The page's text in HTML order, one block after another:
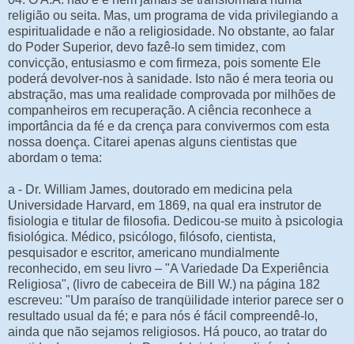
religião ou seita. Mas, um programa de vida privilegiando a
espiritualidade e não a religiosidade. No obstante, ao falar
do Poder Superior, devo fazê-lo sem timidez, com
convicção, entusiasmo e com firmeza, pois somente Ele
poderá devolver-nos à sanidade. Isto não é mera teoria ou
abstração, mas uma realidade comprovada por milhões de
companheiros em recuperação. A ciência reconhece a
importância da fé e da crença para convivermos com esta
nossa doença. Citarei apenas alguns cientistas que
abordam o tema:
a - Dr. William James, doutorado em medicina pela
Universidade Harvard, em 1869, na qual era instrutor de
fisiologia e titular de filosofia. Dedicou-se muito à psicologia
fisiológica. Médico, psicólogo, filósofo, cientista,
pesquisador e escritor, americano mundialmente
reconhecido, em seu livro – "A Variedade Da Experiência
Religiosa", (livro de cabeceira de Bill W.) na página 182
escreveu: "Um paraíso de tranqüilidade interior parece ser o
resultado usual da fé; e para nós é fácil compreendê-lo,
ainda que não sejamos religiosos. Há pouco, ao tratar do